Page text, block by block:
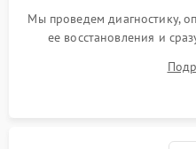
Мы проведем диагностику,
ее восстановления и